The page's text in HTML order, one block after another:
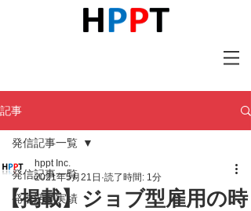
記事
発信記事一覧
発信活動実績
発信記事一覧
【掲載】ジョブ型雇用の時
hppt Inc.
2021年5月21日 読了時間: 1分